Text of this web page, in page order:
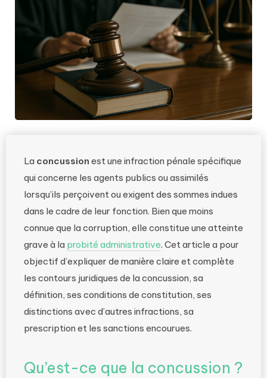
La concussion est une infraction pénale spécifique
qui concerne les agents publics ou assimilés
lorsqu’ils perçoivent ou exigent des sommes indues
dans le cadre de leur fonction. Bien que moins
connue que la corruption, elle constitue une atteinte
grave à la probité administrative. Cet article a pour
objectif d’expliquer de manière claire et complète
les contours juridiques de la concussion, sa
définition, ses conditions de constitution, ses
distinctions avec d’autres infractions, sa
prescription et les sanctions encourues.
Qu’est-ce que la concussion ?